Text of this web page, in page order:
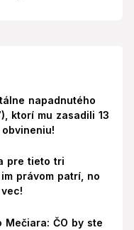
napadnutého
ktorí mu zasadili 13
pre tieto tri
právom patrí, no
Mečiara: ČO by ste